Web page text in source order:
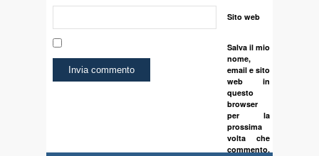
Sito web
Salva il mio
nome,
email e sito
web in
questo
browser
per la
prossima
volta che
commento.